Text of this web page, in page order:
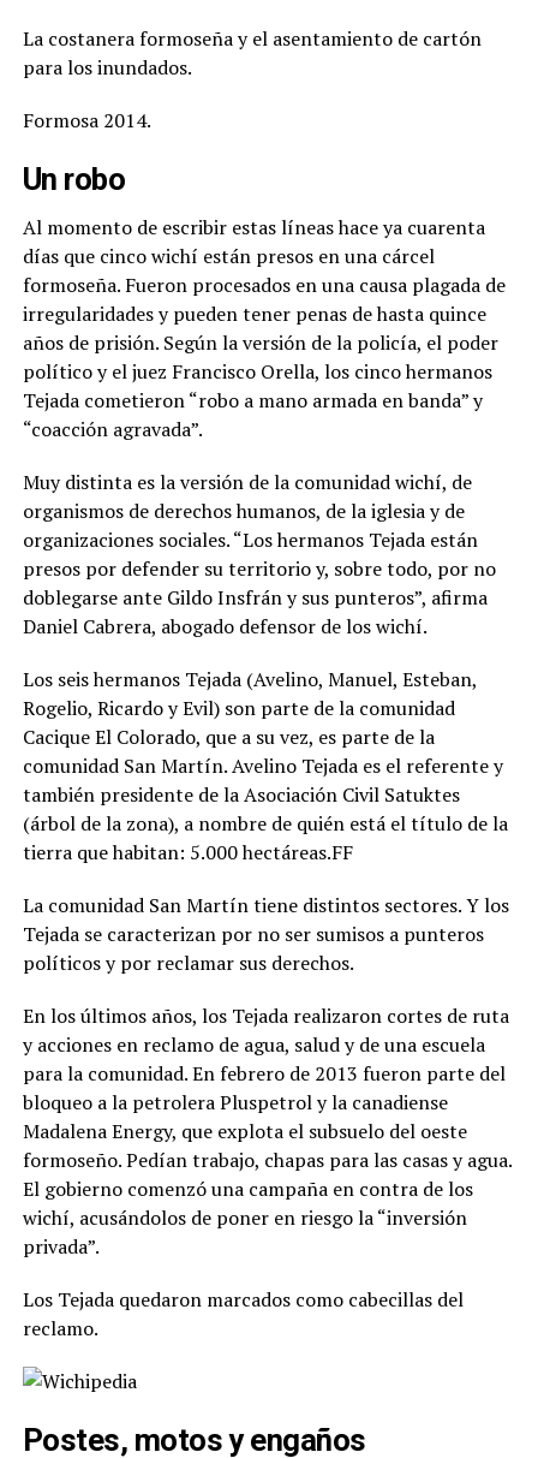
La costanera formoseña y el asentamiento de cartón
para los inundados.
Formosa 2014.
Un robo
Al momento de escribir estas líneas hace ya cuarenta
días que cinco wichí están presos en una cárcel
formoseña. Fueron procesados en una causa plagada de
irregularidades y pueden tener penas de hasta quince
años de prisión. Según la versión de la policía, el poder
político y el juez Francisco Orella, los cinco hermanos
Tejada cometieron “robo a mano armada en banda” y
“coacción agravada”.
Muy distinta es la versión de la comunidad wichí, de
organismos de derechos humanos, de la iglesia y de
organizaciones sociales. “Los hermanos Tejada están
presos por defender su territorio y, sobre todo, por no
doblegarse ante Gildo Insfrán y sus punteros”, afirma
Daniel Cabrera, abogado defensor de los wichí.
Los seis hermanos Tejada (Avelino, Manuel, Esteban,
Rogelio, Ricardo y Evil) son parte de la comunidad
Cacique El Colorado, que a su vez, es parte de la
comunidad San Martín. Avelino Tejada es el referente y
también presidente de la Asociación Civil Satuktes
(árbol de la zona), a nombre de quién está el título de la
tierra que habitan: 5.000 hectáreas.FF
La comunidad San Martín tiene distintos sectores. Y los
Tejada se caracterizan por no ser sumisos a punteros
políticos y por reclamar sus derechos.
En los últimos años, los Tejada realizaron cortes de ruta
y acciones en reclamo de agua, salud y de una escuela
para la comunidad.En febrero de 2013 fueron parte del
bloqueo a la petrolera Pluspetrol y la canadiense
Madalena Energy, que explota el subsuelo del oeste
formoseño. Pedían trabajo, chapas para las casas y agua.
El gobierno comenzó una campaña en contra de los
wichí, acusándolos de poner en riesgo la “inversión
privada”.
Los Tejada quedaron marcados como cabecillas del
reclamo.
Postes, motos y engaños